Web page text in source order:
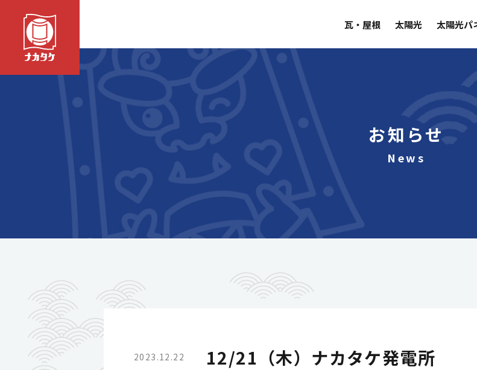
瓦・屋根 太陽光 太陽光パ
お知らせ
2023.12.22 12/21（木）ナカタケ発電所